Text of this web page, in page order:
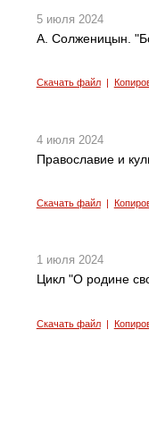
5 июля 2024
А. Солженицын.
Скачать файл|
4 июля 2024
Православие и
Скачать файл|
1 июля 2024
Цикл "О родине
Скачать файл|